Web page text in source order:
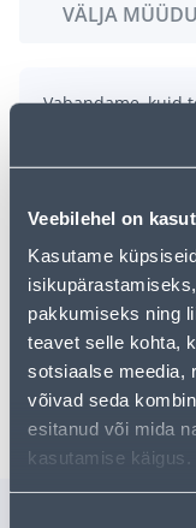
Veebilehel on
Kasutame
pakkumiseks ning
teavet selle kohta,
sotsiaalse meedia,
võivad seda
esitanud või mida
kasutamise käigus.
VÄLJA
Vabandame, kuid
hetkel suure
pakume
tootekategooriast
Teie ostlemisrõõm
uurimistööd saate
kasutades meie
veelgi
Tarne pole